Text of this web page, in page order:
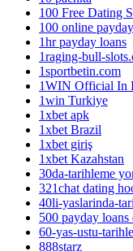
100 Free Dating
100 online
1hr payday loans
1raging-bull-
1sportbetin.com
1WIN Official In
1win Turkiye
1xbet apk
1xbet Brazil
1xbet giriş
1xbet Kazahstan
30da-tarihleme
321chat dating
40li-yaslarinda-
500 payday loans
60-yas-ustu-
888starz